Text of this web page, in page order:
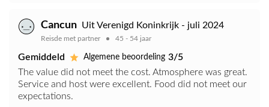
Cancun Uit Verenigd Koninkrijk - juli 2024
Reisde met partner 45 - 54 jaar
Gemiddeld Algemene beoordeling 3/5
The value did not meet the cost. Atmosphere was great.
Service and host were excellent. Food did not meet our
expectations.